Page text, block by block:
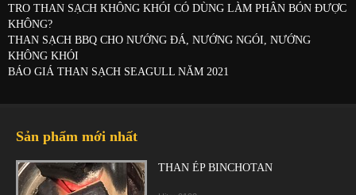
TRO THAN SẠCH KHÔNG KHÓI CÓ DÙNG LÀM PHÂN BÓN ĐƯỢC
KHÔNG?
THAN SẠCH BBQ CHO NƯỚNG ĐÁ, NƯỚNG NGÓI, NƯỚNG
KHÔNG KHÓI
BÁO GIÁ THAN SẠCH SEAGULL NĂM 2021
Sản phẩm mới nhất
THAN ÉP BINCHOTAN